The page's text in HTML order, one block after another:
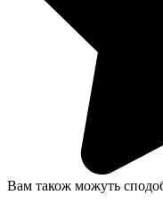
Вам також можуть